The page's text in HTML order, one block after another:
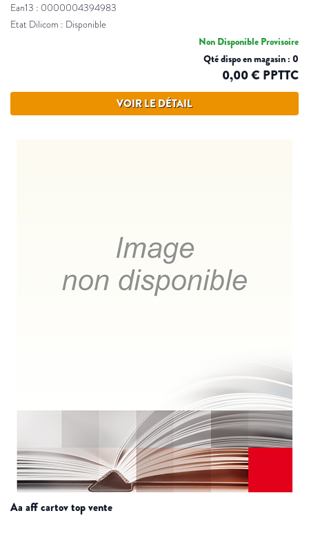
Ean13 : 0000004394983
Etat Dilicom : Disponible
Non Disponible Provisoire
Qté dispo en magasin : 0
0,00 € PPTTC
VOIR LE DÉTAIL
aa aff cartov top vente